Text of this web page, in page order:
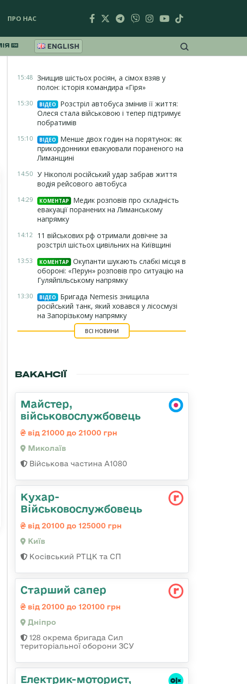
ПРО НАС
ENGLISH
15:48 Знищив шістьох росіян, а сімох взяв у
полон: історія командира «Гіря»
15:30 ВІДЕО
Розстріл автобуса змінив її життя:
Олеся стала військовою і тепер підтримує
побратимів
15:10 ВІДЕО
Менше двох годин на порятунок: як
прикордонники евакуювали пораненого на
Лиманщині
14:50 У Нікополі російський удар забрав життя
водія рейсового автобуса
14:29 КОМЕНТАР
Медик розповів про складність
евакуації поранених на Лиманському
напрямку
14:12 11 військових рф отримали довічне за
розстріл шістьох цивільних на Київщині
13:53 КОМЕНТАР
Окупанти шукають слабкі місця в
обороні: «Перун» розповів про ситуацію на
Гуляйпільському напрямку
13:30 ВІДЕО
Бригада Nemesis знищила
російський танк, який ховався у лісосмузі
на Запорізькому напрямку
ВСІ НОВИНИ
ВАКАНСІЇ
Майстер,
військовослужбовець
від 21000 до 21000 грн
Миколаїв
Військова частина А1080
Кухар-
Військовослужбовець
від 20100 до 125000 грн
Київ
Косівський РТЦК та СП
Старший сапер
від 20100 до 120100 грн
Дніпро
128 окрема бригада Сил
територіальної оборони ЗСУ
Електрик-моторист,